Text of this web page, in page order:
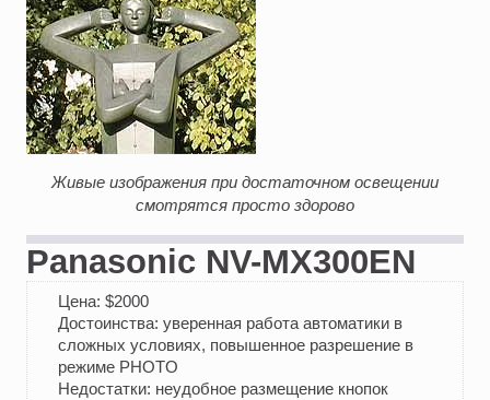
Живые изображения при достаточном освещении
смотрятся просто здорово
Panasonic NV-MX300EN
Цена: $2000
Достоинства: уверенная работа автоматики в
сложных условиях, повышенное разрешение в
режиме PHOTO
Недостатки: неудобное размещение кнопок